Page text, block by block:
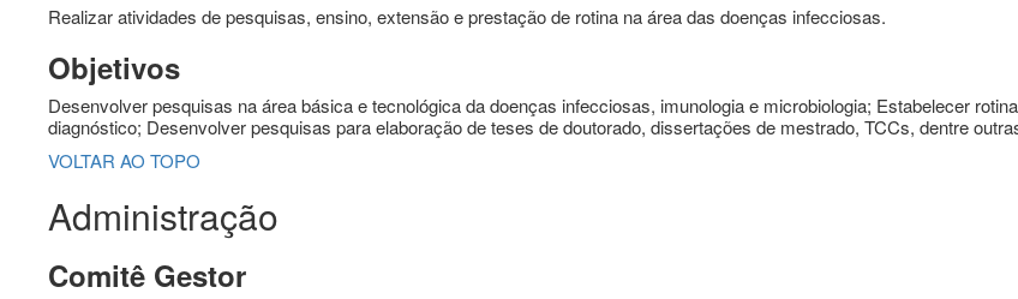
Realizar atividades de pesquisas, ensino, extensão e prestação de rotina na área das doenças infecciosas.
Objetivos
Desenvolver pesquisas na área básica e tecnológica da doenças infecciosas, imunologia e microbiologia; Estabelecer
diagnóstico; Desenvolver pesquisas para elaboração de teses de doutorado, dissertações de mestrado, TCCs, dentre
VOLTAR AO TOPO
Administração
Comitê Gestor